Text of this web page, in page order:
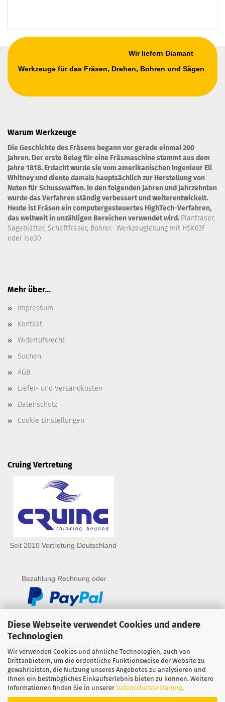
Diese Webseite verwendet Cookies und andere
Technologien
Wir verwenden Cookies und ähnliche Technologien, auch von
Drittanbietern, um die ordentliche Funktionsweise der Website zu
gewährleisten, die Nutzung unseres Angebotes zu analysieren und
Ihnen ein bestmögliches Einkaufserlebnis bieten zu können. Weitere
Informationen finden Sie in unserer Datenschutzerklärung.
Wir liefern Diamant
Werkzeuge für das Fräsen, Drehen, Bohren und Sägen
Warum Werkzeuge
Die Geschichte des Fräsens begann vor gerade einmal 200
Jahren. Der erste Beleg für eine Fräsmaschine stammt aus dem
Jahre 1818. Erdacht wurde sie vom amerikanischen Ingenieur Eli
Whitney und diente damals hauptsächlich zur Herstellung von
Nuten für Schusswaffen. In den folgenden Jahren und Jahrzehnten
wurde das Verfahren ständig verbessert und weiterentwickelt.
Heute ist Fräsen ein computergesteuertes HighTech-Verfahren,
das weltweit in unzähligen Bereichen verwendet wird. Planfräser,
Sägeblätter, Schaftfräser, Bohrer. Werkzeuglösung mit HSK63F
oder Iso30.
Mehr über...
Impressum
Kontakt
Widerrufsrecht
Suchen
AGB
Liefer- und Versandkosten
Datenschutz
Cookie Einstellungen
Cruing Vertretung
Seit 2010 Vertretung Deutschland
Bezahlung Rechnung oder
Händlerbund Mitglied